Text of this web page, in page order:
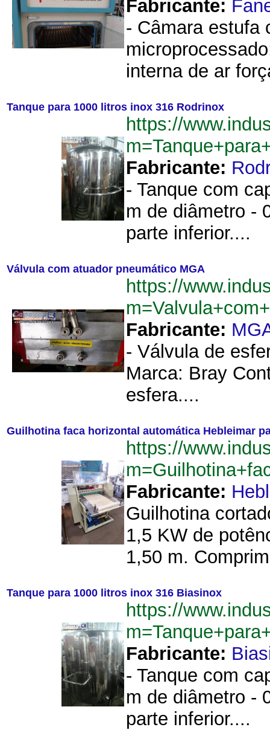
Fabricante:
- Câmara estufa
interna de ar
Tanque para 1000 litros inox 316 Rodrinox
https://
Fabricante:
- Tanque com
m de diâmetro -
parte inferior....
Válvula com atuador pneumático MGA
https://
Fabricante:
- Válvula de
Marca: Bray
esfera....
Guilhotina faca horizontal automática Hebleimar
https://
Fabricante:
Guilhotina
1,5 KW de
1,50 m.
Tanque para 1000 litros inox 316 Biasinox
https://
Fabricante:
- Tanque com
m de diâmetro -
parte inferior....